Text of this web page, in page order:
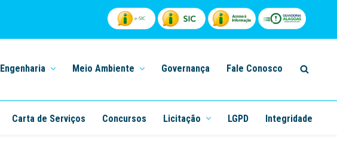
Engenharia Meio Ambiente Governança Fale Conosco
Carta de Serviços Concursos Licitação LGPD Integridade